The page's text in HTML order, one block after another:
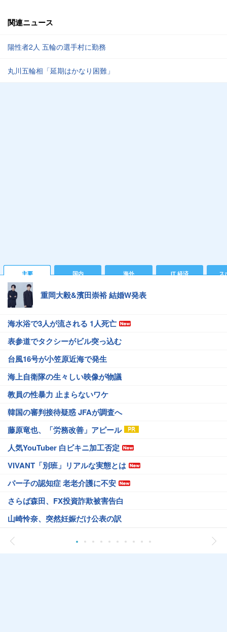
関連ニュース
陽性者2人 五輪の選手村に勤務
丸川五輪相「延期はかなり困難」
主要 国内 海外 IT 経済 ス
重岡大毅&濱田崇裕 結婚W発表
海水浴で3人が流される 1人死亡
表参道でタクシーがビル突っ込む
台風16号が小笠原近海で発生
海上自衛隊の生々しい映像が物議
教員の性暴力 止まらないワケ
韓国の審判接待疑惑 JFAが調査へ
藤原竜也、「労務改善」アピール
人気YouTuber 白ビキニ加工否定
VIVANT「別班」リアルな実態とは
パー子の認知症 老老介護に不安
さらば森田、FX投資詐欺被害告白
山崎怜奈、突然妊娠だけ公表の訳